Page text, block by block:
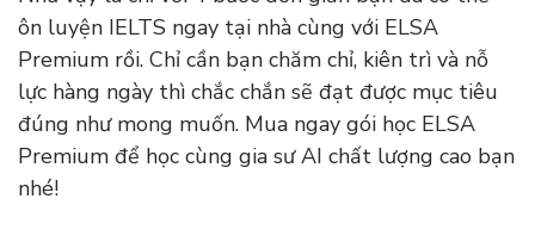
ôn luyện IELTS ngay tại nhà cùng với ELSA
Premium rồi. Chỉ cần bạn chăm chỉ, kiên trì và nỗ
lực hàng ngày thì chắc chắn sẽ đạt được mục tiêu
đúng như mong muốn. Mua ngay gói học ELSA
Premium để học cùng gia sư AI chất lượng cao bạn
nhé!